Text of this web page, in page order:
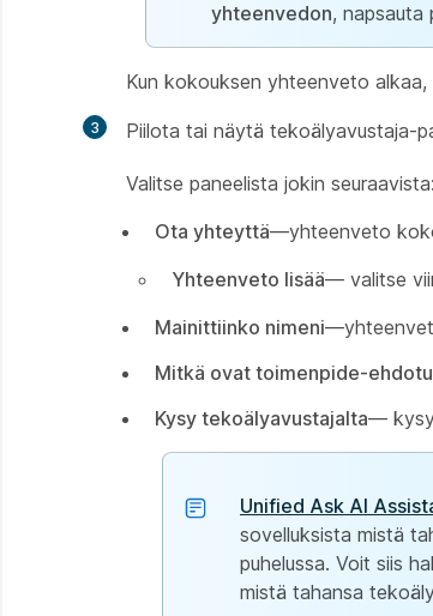
yhteenvedon, napsauta
Kun kokouksen yhteenveto
3 Piilota tai näytä tekoälyavustaja-
Valitse paneelista jokin seuraavista:
Ota yhteyttä—yhteenveto
Yhteenveto lisää— valitse
Mainittiinko nimeni
Mitkä ovat toimenpide-
Kysy tekoälyavustajalta— kysy
Unified Ask AI
sovelluksista mistä
puhelussa. Voit siis
mistä tahansa